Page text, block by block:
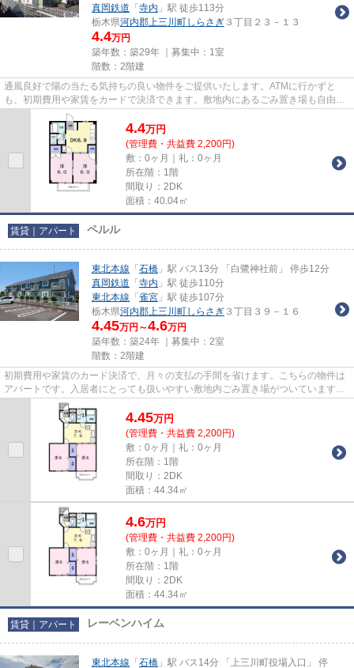
真岡鉄道 「 寺内 」駅 徒歩113分
栃木県河内郡上三川町しらさぎ ３丁目２３－１３
4.4万円
築年数：築29年 ｜募集中： 1室
階数：2階建
通風良好で陽の当たる気持ちの良い物件をご提供いたします。ATMに行かずと
も、初期費用や家賃をカードで決済できます。敷地内にあるごみ置き場も自由に
使うことができます。ぜひ一度見...
4.4万円
(管理費・共益費 2,200円)
敷：0ヶ月｜礼：0ヶ月
所在階：1階
間取り：2DK
面積：40.04㎡
賃貸｜アパート ペルル
東北本線 「 石橋 」駅 バス13分 「白鷺神社前」 停歩12分
真岡鉄道 「 寺内 」駅 徒歩110分
東北本線 「 雀宮 」駅 徒歩107分
栃木県河内郡上三川町しらさぎ ３丁目３９－１６
4.45万円～4.6万円
築年数：築24年 ｜募集中： 2室
階数：2階建
初期費用や家賃のカード決済で、月々の支払の手間を省けます。こちらの物件は
アパートです。入居者にとっても扱いやすい敷地内ごみ置き場がついています。
ぜひ一度見ていただきたい、...
4.45万円
(管理費・共益費 2,200円)
敷：0ヶ月｜礼：0ヶ月
所在階：1階
間取り：2DK
面積：44.34㎡
4.6万円
(管理費・共益費 2,200円)
敷：0ヶ月｜礼：0ヶ月
所在階：1階
間取り：2DK
面積：44.34㎡
賃貸｜アパート レーベンハイム
東北本線 「 石橋 」駅 バス14分 「上三川町役場入口」 停